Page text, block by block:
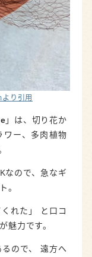
り引用
」は、切り花か
ワー、多肉植物
なので、急なギ
。
れた」 と口コ
魅力です。
ので、 遠方へ